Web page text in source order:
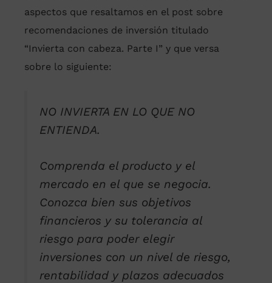
aspectos que resaltamos en el post sobre
recomendaciones de inversión titulado
“Invierta con cabeza. Parte I” y que versa
sobre lo siguiente:
NO INVIERTA EN LO QUE NO
ENTIENDA.
Comprenda el producto y el
mercado en el que se negocia.
Conozca bien sus objetivos
financieros y su tolerancia al
riesgo para poder elegir
inversiones con un nivel de riesgo,
rentabilidad y plazos adecuados